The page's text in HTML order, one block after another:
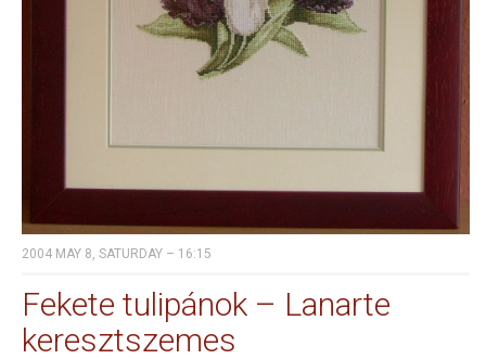
2004 MAY 8, SATURDAY – 16:15
Fekete tulipánok – Lanarte
keresztszemes